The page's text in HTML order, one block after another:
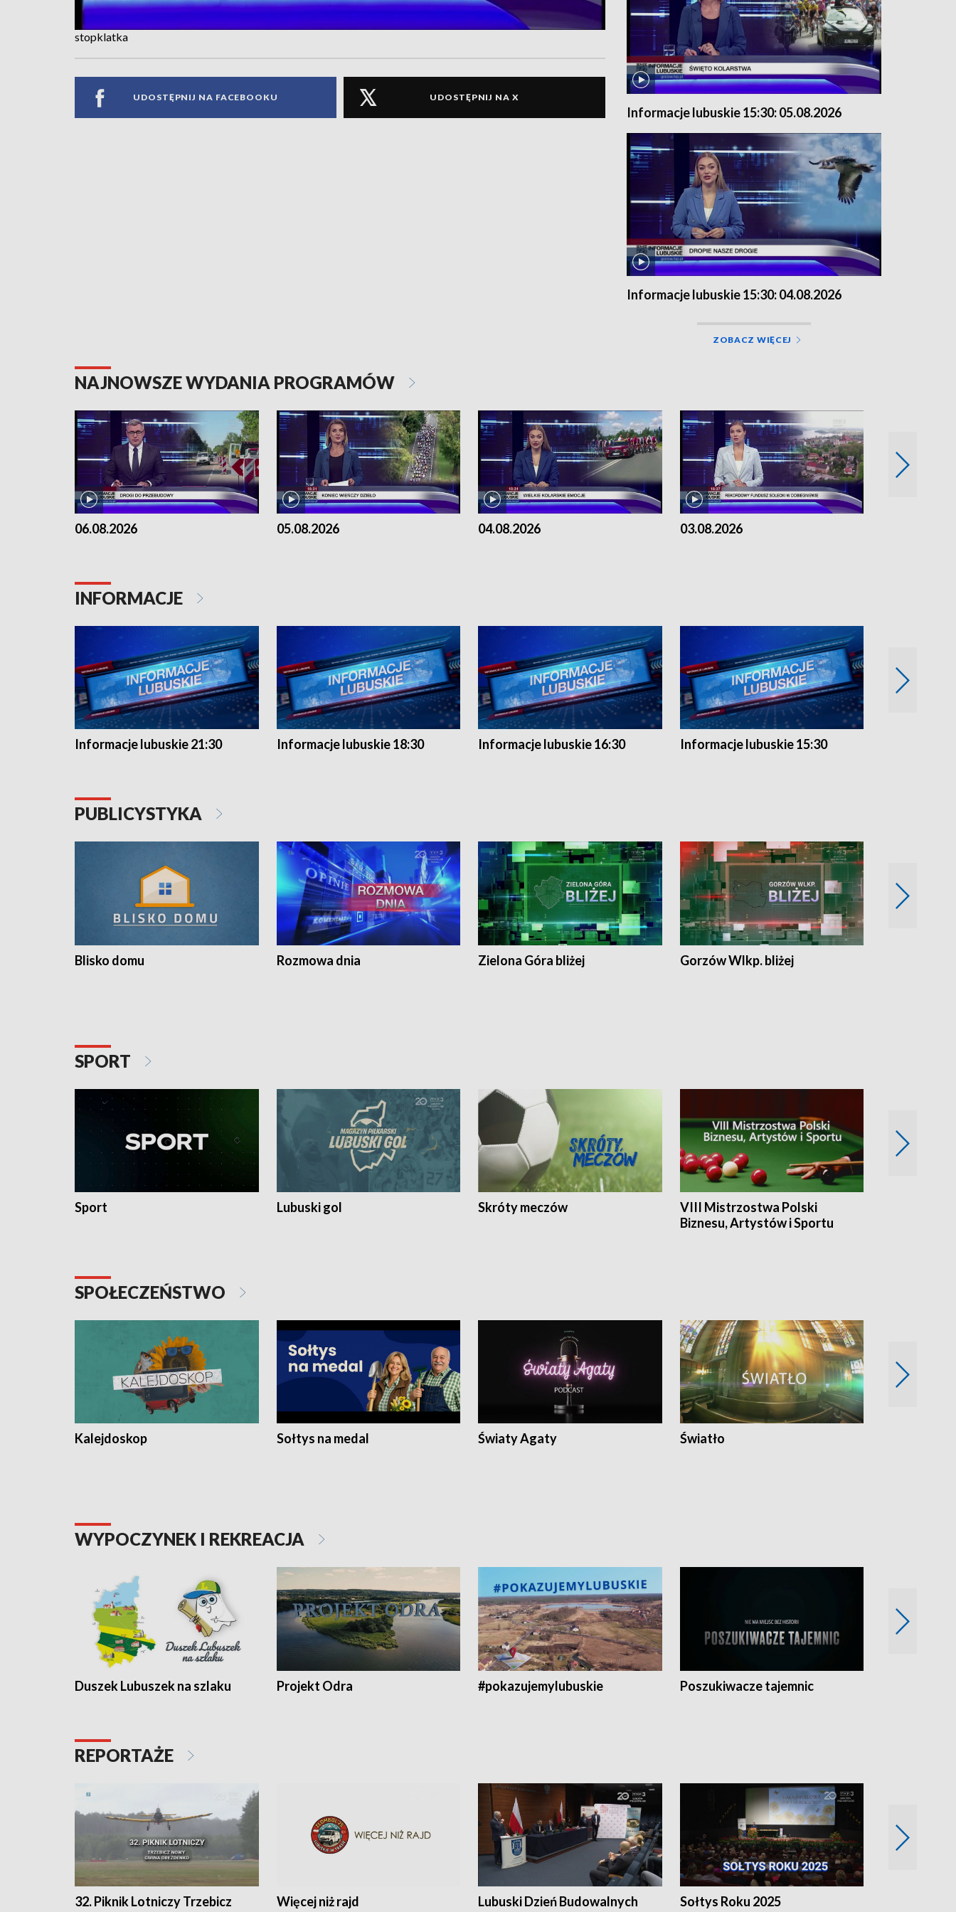
stopklatka
UDOSTĘPNIJ NA FACEBOOKU UDOSTĘPNIJ NA X
Informacje lubuskie 15:30: 05.08.2026
Informacje lubuskie 15:30: 04.08.2026
ZOBACZ WIĘCEJ
NAJNOWSZE WYDANIA PROGRAMÓW
06.08.2026 05.08.2026 04.08.2026 03.08.2026
INFORMACJE
Informacje lubuskie 21:30 Informacje lubuskie 18:30 Informacje lubuskie 16:30 Informacje lubuskie 15:30
PUBLICYSTYKA
Blisko domu Rozmowa dnia Zielona Góra bliżej Gorzów Wlkp. bliżej
SPORT
Sport Lubuski gol Skróty meczów
VIII Mistrzostwa Polski
Biznesu, Artystów i Sportu
SPOŁECZEŃSTWO
Kalejdoskop Sołtys na medal Światy Agaty Światło
WYPOCZYNEK I REKREACJA
Duszek Lubuszek na szlaku Projekt Odra #pokazujemylubuskie Poszukiwacze tajemnic
REPORTAŻE
32. Piknik Lotniczy Trzebicz
Więcej niż rajd Lubuski Dzień Budowalnych Sołtys Roku 2025